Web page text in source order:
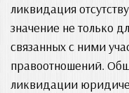
ликвидация
значение не только
связанных с ними
правоотношений.
ликвидации